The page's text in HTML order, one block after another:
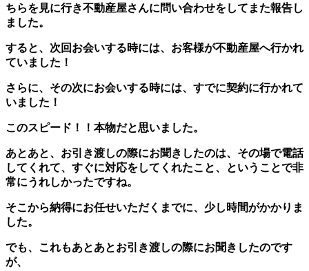
ちらを見に行き不動産屋さんに問い合わせをしてまた報告し
ました。
すると、次回お会いする時には、お客様が不動産屋へ行かれ
ていました！
さらに、その次にお会いする時には、すでに契約に行かれて
いました！
このスピード！！本物だと思いました。
あとあと、お引き渡しの際にお聞きしたのは、その場で電話
してくれて、すぐに対応をしてくれたこと、ということで非
常にうれしかったですね。
そこから納得にお任せいただくまでに、少し時間がかかりま
した。
でも、これもあとあとお引き渡しの際にお聞きしたのです
が、